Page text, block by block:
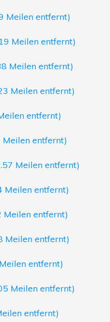
Meilen entfernt)
Meilen entfernt)
Meilen entfernt)
Meilen entfernt)
entfernt)
Meilen entfernt)
Meilen entfernt)
Meilen entfernt)
Meilen entfernt)
Meilen entfernt)
entfernt)
Meilen entfernt)
entfernt)